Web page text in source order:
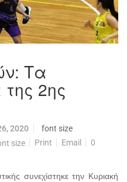
Τα
2ης
2020
font size
Print
Email
0
συνεχίστηκε την Κυριακή